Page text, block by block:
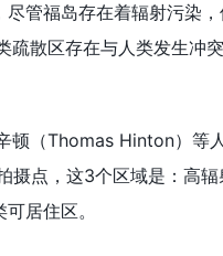
福岛存在着辐射污染，
散区存在与人类发生冲
（Thomas Hinton）等
摄点，这3个区域是：高
居住区。